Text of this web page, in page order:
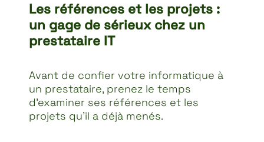
Les références et les projets :
un gage de sérieux chez un
prestataire IT
Avant de confier votre informatique à
un prestataire, prenez le temps
d’examiner ses références et les
projets qu’il a déjà menés.